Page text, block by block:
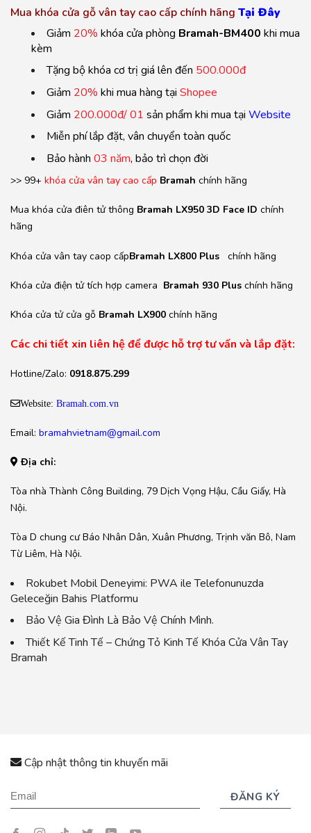
Mua khóa cửa gỗ vân tay cao cấp chính hãng Tại Đây
Giảm 20% khóa cửa phòng Bramah-BM400 khi mua
kèm
Tặng bộ khóa cơ trị giá lên đến 500.000đ
Giảm 20% khi mua hàng tại Shopee
Giảm 200.000đ/ 01 sản phẩm khi mua tại Website
Miễn phí lắp đặt, vân chuyển toàn quốc
Bảo hành 03 năm, bảo trì chọn đời
>> 99+ khóa cửa vân tay cao cấp Bramah chính hãng
Mua khóa cửa điên tử thông Bramah LX950 3D Face ID chính
hãng
Khóa cửa vân tay caop cấpBramah LX800 Plus chính hãng
Khóa cửa điện tử tích hợp camera Bramah 930 Plus chính hãng
Khóa cửa tử cửa gỗ Bramah LX900 chính hãng
Các chi tiết xin liên hệ để được hỗ trợ tư vấn và lắp đặt:
Hotline/Zalo: 0918.875.299
Website: Bramah.com.vn
Email: bramahvietnam@gmail.com
Địa chỉ:
Tòa nhà Thành Công Building, 79 Dịch Vọng Hậu, Cầu Giấy, Hà
Nội.
Tòa D chung cư Báo Nhân Dân, Xuân Phương, Trịnh văn Bô, Nam
Từ Liêm, Hà Nội.
Rokubet Mobil Deneyimi: PWA ile Telefonunuzda
Geleceğin Bahis Platformu
Bảo Vệ Gia Đình Là Bảo Vệ Chính Mình.
Thiết Kế Tinh Tế – Chứng Tỏ Kinh Tế Khóa Cửa Vân Tay
Bramah
Cập nhật thông tin khuyến mãi